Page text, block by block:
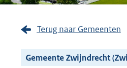
Terug naar Gemeenten
Gemeente Zwijndrecht